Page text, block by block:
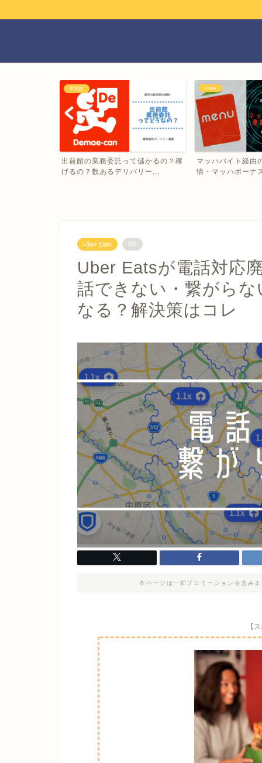
出前館
出前館の業務委託って儲かるの？稼
げるの？数あるデリバリー...
menu
マッハバイト経由
情・マッハボーナ
Uber Eats PR
Uber Eatsが電話対応
話できない・繋がら
なる？解決策はコレ
本ページは一部プロモーションを含み
【